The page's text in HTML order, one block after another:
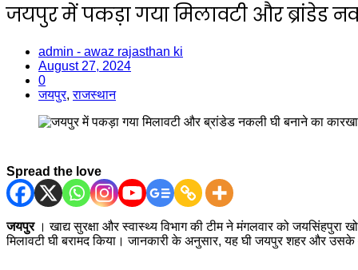
जयपुर में पकड़ा गया मिलावटी और ब्रांडेड
admin - awaz rajasthan ki
August 27, 2024
0
जयपुर,राजस्थान
Spread the love
जयपुर । खाद्य सुरक्षा और स्वास्थ्य विभाग की टीम ने मंगलवार को
मिलावटी घी बरामद किया। जानकारी के अनुसार, यह घी जयपुर शहर और उसके